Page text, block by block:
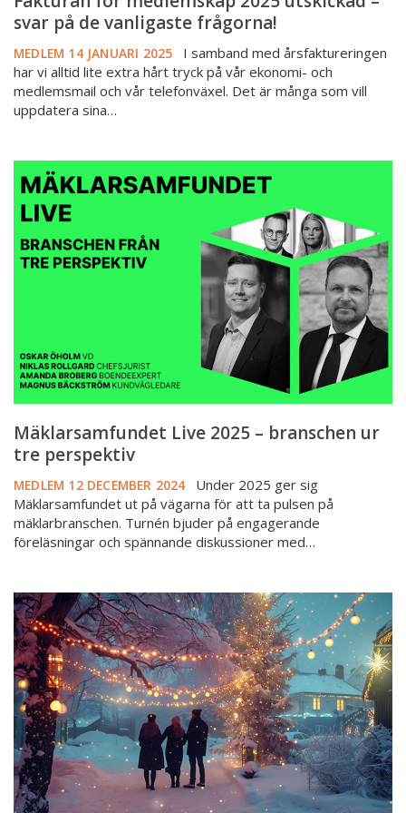
svar på de vanligaste frågorna!
MEDLEM 14 JANUARI 2025
I samband med årsfaktureringen
har vi alltid lite extra hårt tryck på vår ekonomi- och
medlemsmail och vår telefonväxel. Det är många som vill
uppdatera sina…
Mäklarsamfundet
Live
2025
branschen
Mäklarsamfundet Live 2025 – branschen ur
tre perspektiv
MEDLEM 12 DECEMBER 2024
Under 2025 ger sig
Mäklarsamfundet ut på vägarna för att ta pulsen på
mäklarbranschen. Turnén bjuder på engagerande
föreläsningar och spännande diskussioner med…
God
jul
och
information
om
årsmötet
2025